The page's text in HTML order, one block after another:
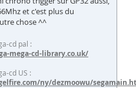
et c'est plus du
chose ^^
cd pal :
mega-cd-library.co.uk/
cd US :
ny/dezmoowu/